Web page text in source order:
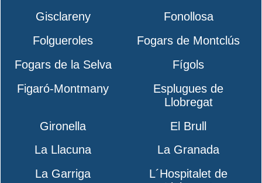
Gisclareny
Fonollosa
Folgueroles
Fogars de Montclús
Fogars de la Selva
Fígols
Figaró-Montmany
Esplugues de
Llobregat
Gironella
El Brull
La Llacuna
La Granada
La Garriga
L´Hospitalet de